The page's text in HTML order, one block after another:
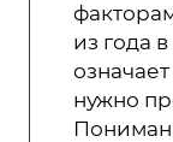
из года
нужно